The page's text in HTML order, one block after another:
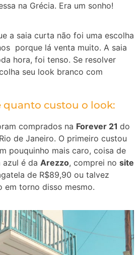
na Grécia. Era um sonho!
a saia curta não foi uma escolha
porque lá venta muito. A saia
hora, foi tenso. Se resolver
seu look branco com
quanto custou o look:
comprados na Forever 21 do
de Janeiro. O primeiro custou
pouquinho mais caro, coisa de
azul é da Arezzo, comprei no site
de R$89,90 ou talvez
em torno disso mesmo.